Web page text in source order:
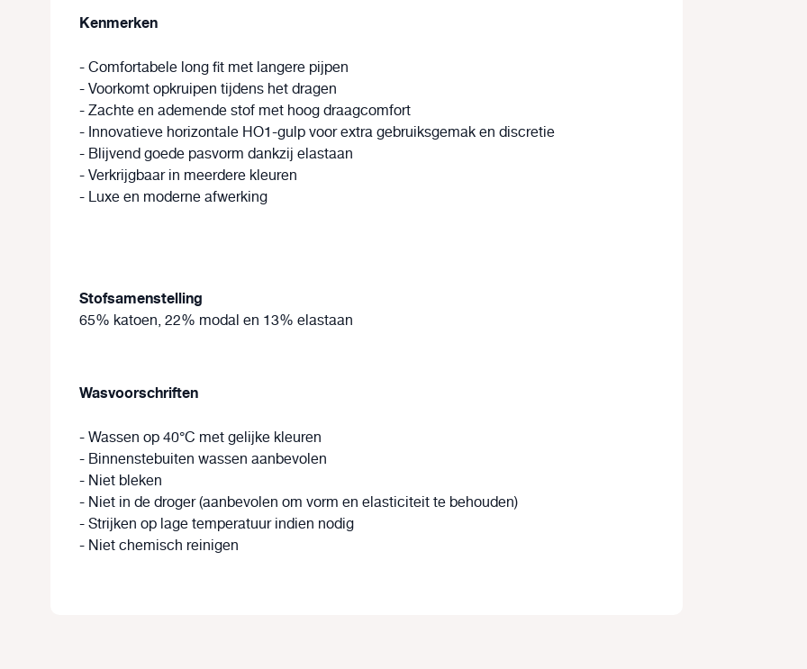
Kenmerken
-Comfortabele long fit met langere pijpen
- Voorkomt opkruipen tijdens het dragen
- Zachte en ademende stof met hoog draagcomfort
- Innovatieve horizontale HO1-gulp voor extra gebruiksgemak en discretie
- Blijvend goede pasvorm dankzij elastaan
- Verkrijgbaar in meerdere kleuren
- Luxe en moderne afwerking
Stofsamenstelling
65% katoen,22% modal en 13% elastaan
Wasvoorschriften
-Wassen op 40°C met gelijke kleuren
- Binnenstebuiten wassen aanbevolen
- Niet bleken
- Niet in de droger (aanbevolen om vorm en elasticiteit te behouden)
- Strijken op lage temperatuur indien nodig
- Niet chemisch reinigen